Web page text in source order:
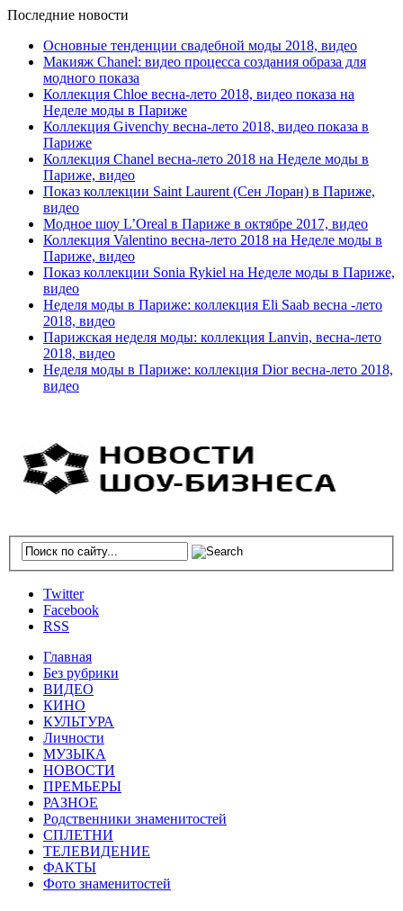
Последние новости
Основные тенденции свадебной моды 2018, видео
Макияж Chanel: видео процесса создания образа для
модного показа
Коллекция Chloe весна-лето 2018, видео показа на
Неделе моды в Париже
Коллекция Givenchy весна-лето 2018, видео показа в
Париже
Коллекция Chanel весна-лето 2018 на Неделе моды в
Париже, видео
Показ коллекции Saint Laurent (Сен Лоран) в Париже,
видео
Модное шоу L’Oreal в Париже в октябре 2017, видео
Коллекция Valentino весна-лето 2018 на Неделе моды в
Париже, видео
Показ коллекции Sonia Rykiel на Неделе моды в Париже,
видео
Неделя моды в Париже: коллекция Eli Saab весна -лето
2018, видео
Парижская неделя моды: коллекция Lanvin, весна-лето
2018, видео
Неделя моды в Париже: коллекция Dior весна-лето 2018,
видео
Twitter
Facebook
RSS
Главная
Без рубрики
ВИДЕО
КИНО
КУЛЬТУРА
Личности
МУЗЫКА
НОВОСТИ
ПРЕМЬЕРЫ
РАЗНОЕ
Родственники знаменитостей
СПЛЕТНИ
ТЕЛЕВИДЕНИЕ
ФАКТЫ
Фото знаменитостей